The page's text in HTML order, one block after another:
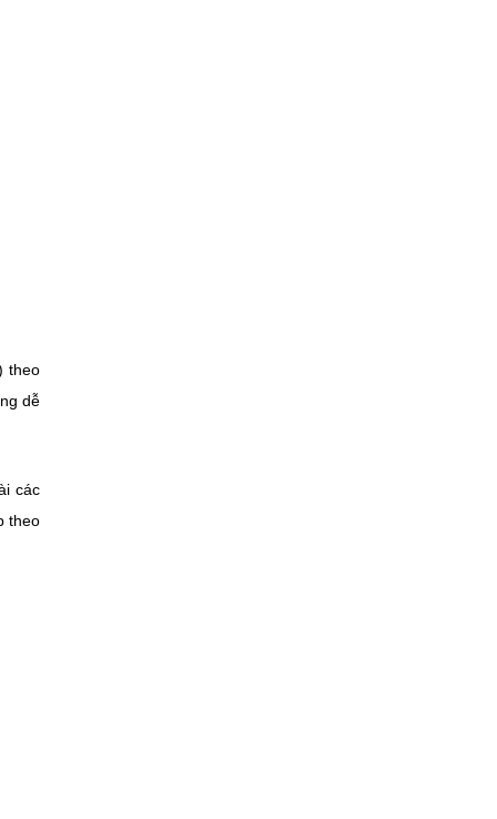
theo
dễ
các
theo